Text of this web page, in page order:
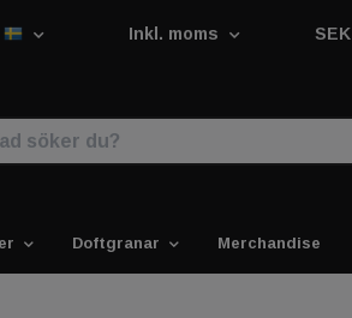
Inkl. moms SEK
Doftgranar Merchandise